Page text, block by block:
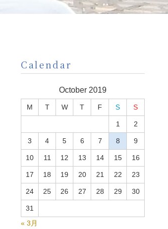
Calendar
October 2019
M T W T F S S
1 2
3 4 5 6 7 8 9
10 11 12 13 14 15 16
17 18 19 20 21 22 23
24 25 26 27 28 29 30
31
« 3月